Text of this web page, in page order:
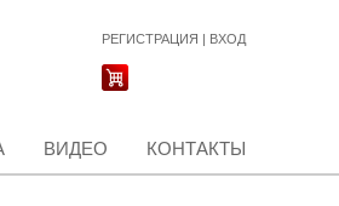
РЕГИСТРАЦИЯ | ВХОД
ВИДЕО КОНТАКТЫ